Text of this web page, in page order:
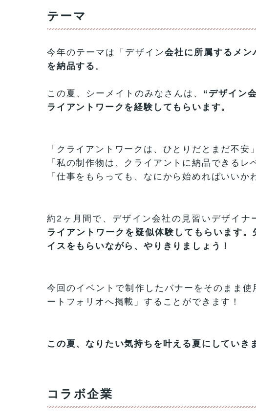
テーマ
今年のテーマは「デザイン会社に所属するメ
を納品する 。
この夏、シーメイトのみなさんは、 “デザイン
ライアントワークを経験してもらいます。
「クライアントワークは、ひとりだとまだ不安」
「私の制作物は、クライアントに納品できるレ
「仕事をもらっても、なにから始めればいいか
約2ヶ月間で、デザイン会社の見習いデザイナ
ライアントワークを疑似体験してもらいます
イスをもらいながら、やりきりましょう！
今回のイベントで制作したバナーをそのまま
ートフォリオへ掲載」することができます！
この夏、なりたい気持ちを叶える夏にしていき
コラボ企業